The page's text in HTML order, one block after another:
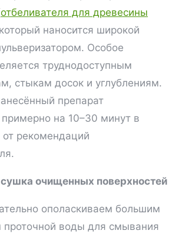
отбеливателя для древесины
наносится широкой
Особое
труднодоступным
стыкам досок и углублениям.
препарат
примерно на 10–30 минут в
от рекомендаций
очищенных поверхностей
ополаскиваем большим
проточной воды для смывания